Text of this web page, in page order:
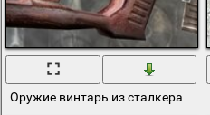
Оружие винтарь из сталкера